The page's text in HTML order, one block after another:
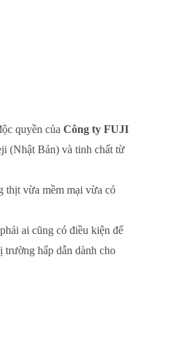
quyền của Công ty FUJI
(Nhật Bản) và tinh chất từ
thịt vừa mềm mại vừa có
ai cũng có điều kiện để
hấp dẫn dành cho